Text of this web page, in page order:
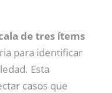
de tres ítems
para identificar
Esta
casos que